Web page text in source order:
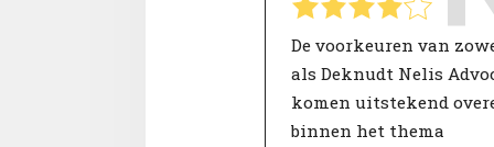
aan deze 'kernwaarden'.
waarden van een
geven klanten en
medewerkers inzicht
gedragingen die zij van
De voorkeuren van
als Deknudt Nelis
komen uitstekend
binnen het thema